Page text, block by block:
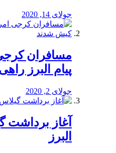
جولای 14, 2020
مسافران
پیام البرز
جولای 2, 2020
آغاز برداشت
البرز